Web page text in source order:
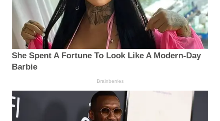
She Spent A Fortune To Look Like A Modern-Day
Barbie
Brainberries